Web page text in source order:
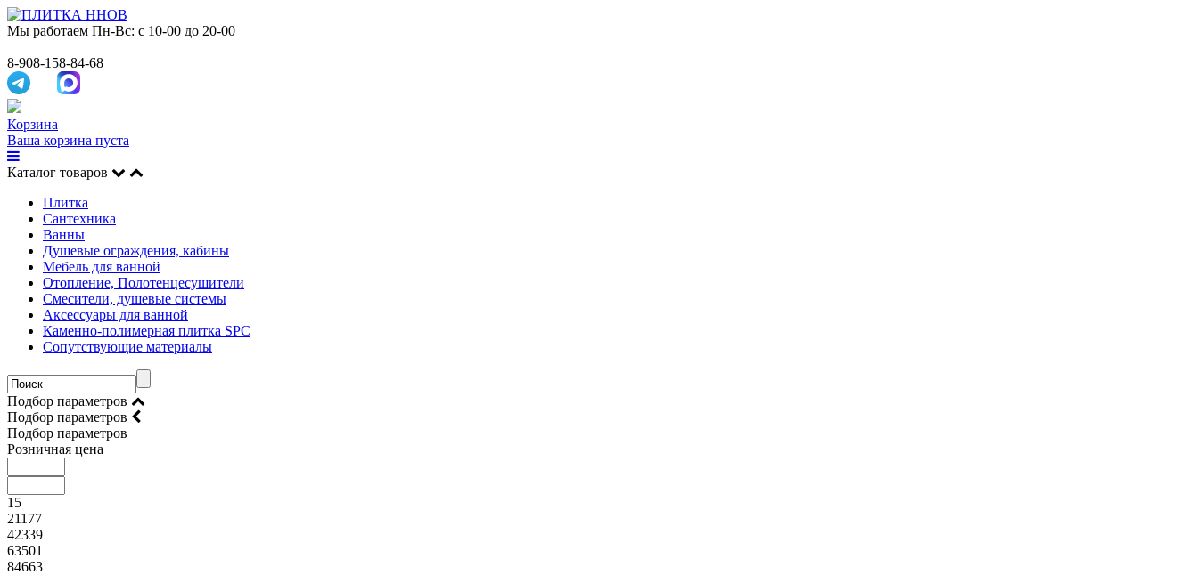
Мы работаем Пн-Вс: с 10-00 до 20-00
8-908-158-84-68
Корзина
Ваша корзина пуста
Каталог товаров
Плитка
Сантехника
Ванны
Душевые ограждения, кабины
Мебель для ванной
Отопление, Полотенцесушители
Смесители, душевые системы
Аксессуары для ванной
Каменно-полимерная плитка SPC
Сопутствующие материалы
Подбор параметров
Подбор параметров
Подбор параметров
Розничная цена
15
21177
42339
63501
84663